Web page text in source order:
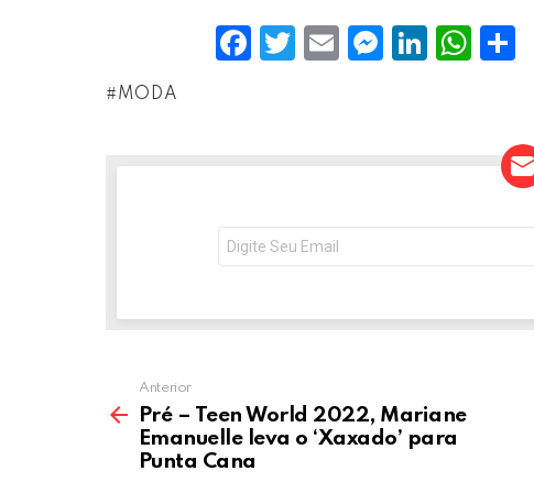
F
o
k
T
E
M
er
Li
W
p
p
e
MODA
NEWSLETTER
e-
mail:
Anterior
Pré – Teen World 2022, Mariane
Emanuelle leva o ‘Xaxado’ para
Punta Cana